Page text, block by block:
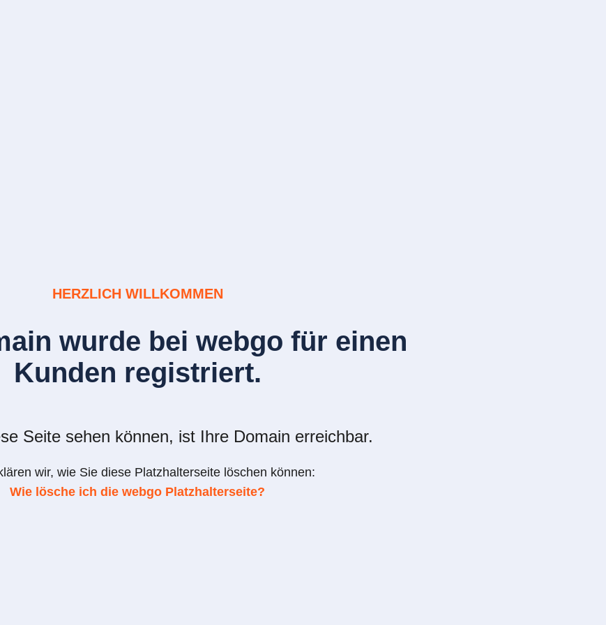
HERZLICH WILLKOMMEN
wurde bei webgo für einen
Kunden registriert.
Seite sehen können, ist Ihre Domain erreichbar.
wir, wie Sie diese Platzhalterseite löschen können:
Wie lösche ich die webgo Platzhalterseite?